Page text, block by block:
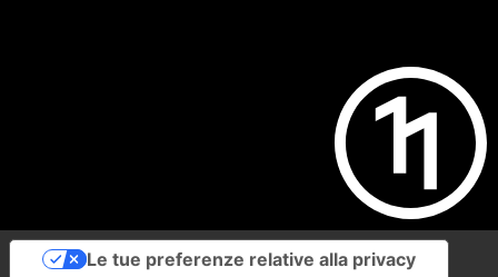
Le tue preferenze relative alla privacy